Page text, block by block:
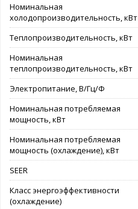
Номинальная
холодопроизводительность, кВт
Теплопроизводительность, кВт
Номинальная
теплопроизводительность, кВт
Электропитание, В/Гц/Ф
Номинальная потребляемая
мощность, кВт
Номинальная потребляемая
мощность (охлаждение), кВт
SEER
Класс энергоэффективности
(охлаждение)